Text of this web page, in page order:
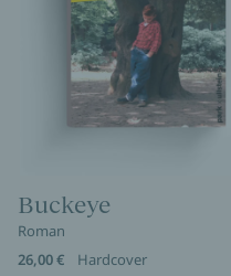
Buckeye
Roman
26,00 €
Hardcover